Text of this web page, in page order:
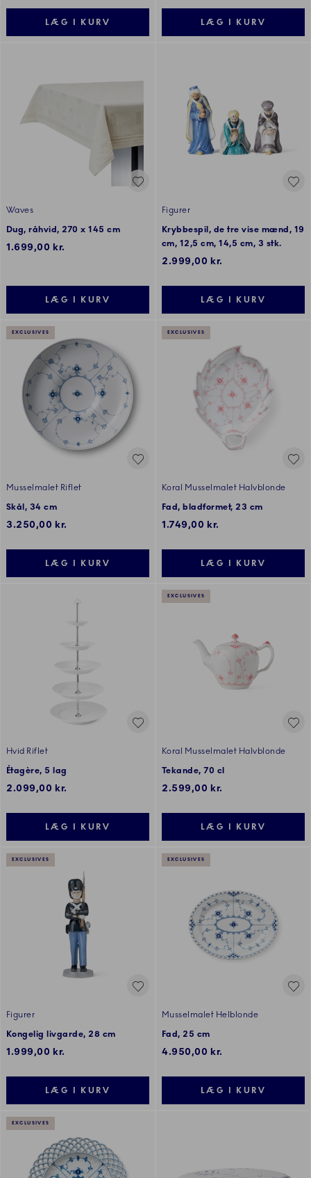
LÆG I KURV LÆG I KURV
Waves
Dug, råhvid, 270 x 145 cm
1.699,00 kr.
LÆG I KURV
Figurer
Krybbespil, de tre vise mænd, 19
cm, 12,5 cm, 14,5 cm, 3 stk.
2.999,00 kr.
LÆG I KURV
EXCLUSIVES
Musselmalet Riflet
Skål, 34 cm
3.250,00 kr.
LÆG I KURV
EXCLUSIVES
Koral Musselmalet Halvblonde
Fad, bladformet, 23 cm
1.749,00 kr.
LÆG I KURV
Hvid Riflet
Étagère, 5 lag
2.099,00 kr.
LÆG I KURV
EXCLUSIVES
Koral Musselmalet Halvblonde
Tekande, 70 cl
2.599,00 kr.
LÆG I KURV
EXCLUSIVES
Figurer
Kongelig livgarde, 28 cm
1.999,00 kr.
LÆG I KURV
EXCLUSIVES
Musselmalet Helblonde
Fad, 25 cm
4.950,00 kr.
LÆG I KURV
EXCLUSIVES